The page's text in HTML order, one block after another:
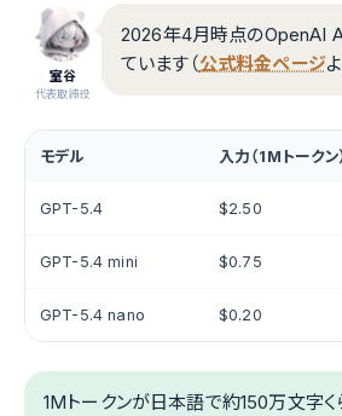
室谷
代表取締役
2026年4月時点のOpenAI
ています（公式料金ページよ
モデル 入力（1Mトークン
GPT-5.4 $2.50
GPT-5.4 mini $0.75
GPT-5.4 nano $0.20
1Mトークンが日本語で約150万文字く